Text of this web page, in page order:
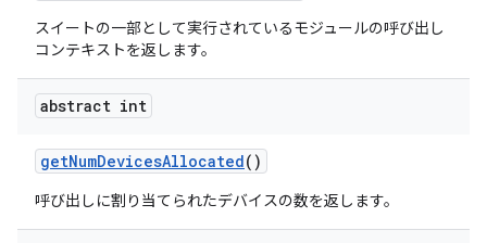
スイートの一部として実行されているモジュールの呼び出し
コンテキストを返します。
abstract int
getNumDevicesAllocated()
呼び出しに割り当てられたデバイスの数を返します。